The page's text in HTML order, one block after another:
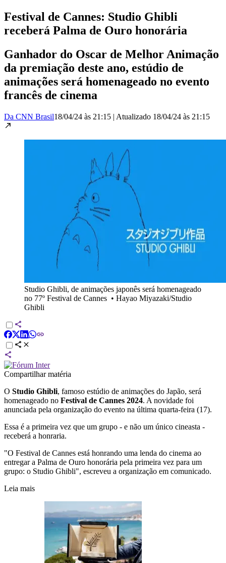
Festival de Cannes: Studio Ghibli
receberá Palma de Ouro honorária
Ganhador do Oscar de Melhor Animação
da premiação deste ano, estúdio de
animações será homenageado no evento
francês de cinema
Da CNN Brasil18/04/24 às 21:15 | Atualizado 18/04/24 às 21:15
Studio Ghibli, de animações japonês será homenageado
no 77º Festival de Cannes • Hayao Miyazaki/Studio
Ghibli
Compartilhar matéria
O Studio Ghibli, famoso estúdio de animações do Japão, será
homenageado no Festival de Cannes 2024. A novidade foi
anunciada pela organização do evento na última quarta-feira (17).
Essa é a primeira vez que um grupo - e não um único cineasta -
receberá a honraria.
"O Festival de Cannes está honrando uma lenda do cinema ao
entregar a Palma de Ouro honorária pela primeira vez para um
grupo: o Studio Ghibli", escreveu a organização em comunicado.
Leia mais